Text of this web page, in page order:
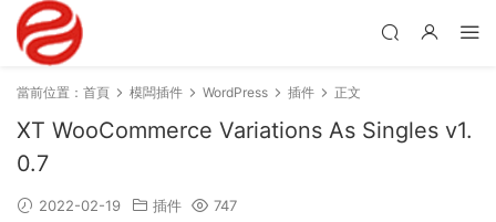
當前位置： 首頁 模闆插件 WordPress 插件 正文
XT WooCommerce Variations As Singles v1.
0.7
2022-02-19 插件 747